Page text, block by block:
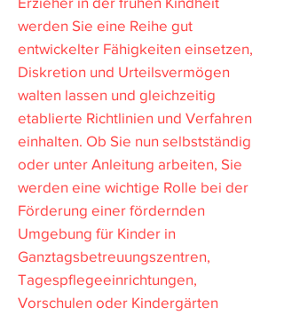
werden Sie eine Reihe gut
entwickelter Fähigkeiten einsetzen,
Diskretion und Urteilsvermögen
walten lassen und gleichzeitig
etablierte Richtlinien und Verfahren
einhalten. Ob Sie nun selbstständig
oder unter Anleitung arbeiten, Sie
werden eine wichtige Rolle bei der
Förderung einer fördernden
Umgebung für Kinder in
Ganztagsbetreuungszentren,
Tagespflegeeinrichtungen,
Vorschulen oder Kindergärten